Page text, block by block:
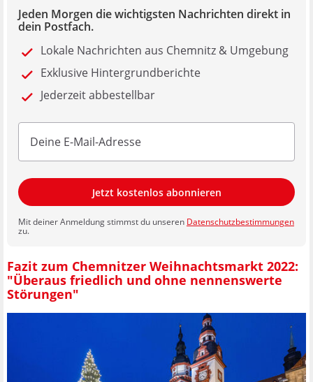
Jeden Morgen die wichtigsten Nachrichten direkt in
dein Postfach.
Lokale Nachrichten aus Chemnitz & Umgebung
Exklusive Hintergrundberichte
Jederzeit abbestellbar
Jetzt kostenlos abonnieren
Mit deiner Anmeldung stimmst du unseren Datenschutzbestimmungen
zu.
Fazit zum Chemnitzer Weihnachtsmarkt 2022:
"Überaus friedlich und ohne nennenswerte
Störungen"